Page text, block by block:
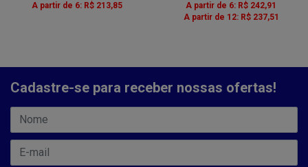
A partir de 6: R$ 213,85
A partir de 6: R$ 242,91
A partir de 12: R$ 237,51
Cadastre-se para receber nossas ofertas!